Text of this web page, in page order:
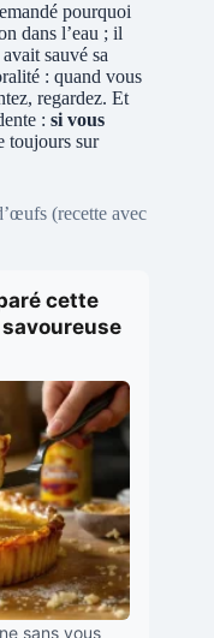
pourquoi
dans l’eau ; il
sauvé sa
: quand vous
regardez. Et
: si vous
toujours sur
(recette avec
cette
sans vous